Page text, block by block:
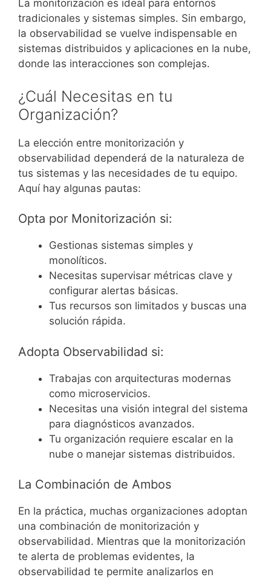
La monitorización es ideal para entornos
tradicionales y sistemas simples. Sin embargo,
la observabilidad se vuelve indispensable en
sistemas distribuidos y aplicaciones en la nube,
donde las interacciones son complejas.
¿Cuál Necesitas en tu
Organización?
La elección entre monitorización y
observabilidad dependerá de la naturaleza de
tus sistemas y las necesidades de tu equipo.
Aquí hay algunas pautas:
Opta por Monitorización si:
Gestionas sistemas simples y
monolíticos.
Necesitas supervisar métricas clave y
configurar alertas básicas.
Tus recursos son limitados y buscas una
solución rápida.
Adopta Observabilidad si:
Trabajas con arquitecturas modernas
como microservicios.
Necesitas una visión integral del sistema
para diagnósticos avanzados.
Tu organización requiere escalar en la
nube o manejar sistemas distribuidos.
La Combinación de Ambos
En la práctica, muchas organizaciones adoptan
una combinación de monitorización y
observabilidad. Mientras que la monitorización
te alerta de problemas evidentes, la
observabilidad te permite analizarlos en